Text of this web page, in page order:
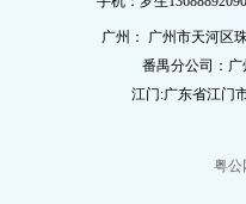
广州： 广州市天河区
番禺分公司：
江门:广东省江门
粤公